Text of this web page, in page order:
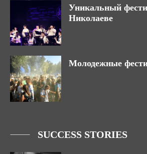
Уникальный
Николаеве
Молодежные
SUCCESS STORIES